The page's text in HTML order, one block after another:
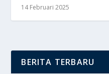
14 Februari 2025
BERITA TERBARU